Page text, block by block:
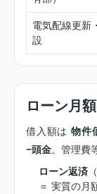
電気配線更新
設
ローン月
借入額は 物件
−頭金。管理費
ローン返済
＝ 実質の月